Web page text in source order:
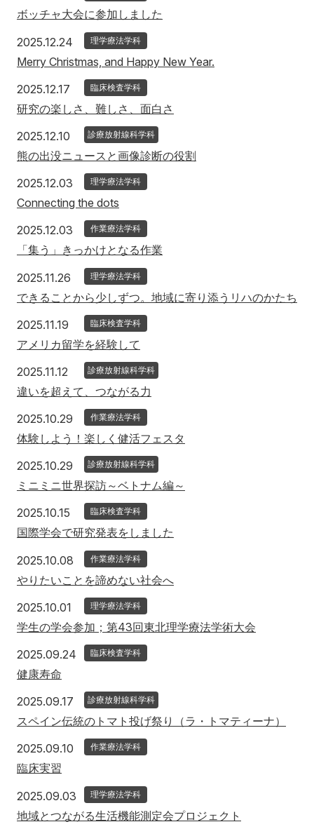
ボッチャ大会に参加しました
2025.12.24 2025年12月24日
理学療法学科
Merry Christmas, and Happy New Year.
2025.12.17 2025年12月17日
臨床検査学科
研究の楽しさ、難しさ、面白さ
2025.12.10 2025年12月10日
診療放射線科学科
熊の出没ニュースと画像診断の役割
2025.12.03 2025年12月3日
理学療法学科
Connecting the dots
2025.12.03 2025年12月3日
作業療法学科
「集う」きっかけとなる作業
2025.11.26 2025年11月26日
理学療法学科
できることから少しずつ。地域に寄り添うリハのかたち
2025.11.19 2025年11月19日
臨床検査学科
アメリカ留学を経験して
2025.11.12 2025年11月12日
診療放射線科学科
違いを超えて、つながる力
2025.10.29 2025年10月29日
作業療法学科
体験しよう！楽しく健活フェスタ
2025.10.29 2025年10月29日
診療放射線科学科
ミニミニ世界探訪～ベトナム編～
2025.10.15 2025年10月15日
臨床検査学科
国際学会で研究発表をしました
2025.10.08 2025年10月8日
作業療法学科
やりたいことを諦めない社会へ
2025.10.01 2025年10月1日
理学療法学科
学生の学会参加；第43回東北理学療法学術大会
2025.09.24 2025年9月24日
臨床検査学科
健康寿命
2025.09.17 2025年9月17日
診療放射線科学科
スペイン伝統のトマト投げ祭り（ラ・トマティーナ）
2025.09.10 2025年9月10日
作業療法学科
臨床実習
2025.09.03 2025年9月3日
理学療法学科
地域とつながる生活機能測定会プロジェクト